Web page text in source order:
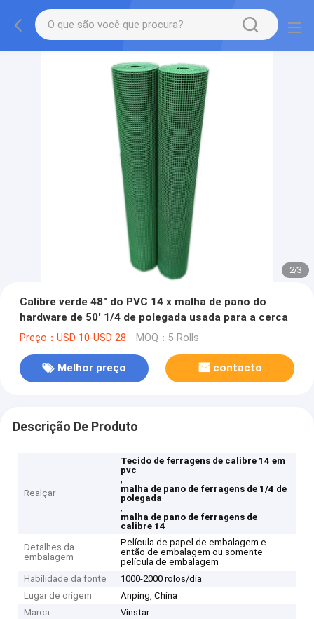
2/3
Calibre verde 48" do PVC 14 x malha de pano do
hardware de 50' 1/4 de polegada usada para a cerca
Preço：USD 10-USD 28 MOQ：5 Rolls
Melhor preço contacto
Descrição De Produto
Realçar
Tecido de ferragens de calibre 14 em
pvc
,
malha de pano de ferragens de 1/4 de
polegada
,
malha de pano de ferragens de
calibre 14
Detalhes da
embalagem
Película de papel de embalagem e
então de embalagem ou somente
película de embalagem
Habilidade da fonte
1000-2000 rolos/dia
Lugar de origem
Anping, China
Marca
Vinstar